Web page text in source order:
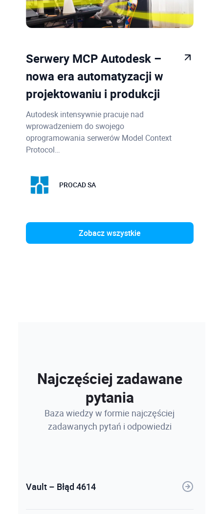
Serwery MCP Autodesk –
nowa era automatyzacji w
projektowaniu i produkcji
Autodesk intensywnie pracuje nad
wprowadzeniem do swojego
oprogramowania serwerów Model Context
Protocol…
PROCAD SA
Zobacz wszystkie
Najczęściej zadawane
pytania
Baza wiedzy w formie najczęściej
zadawanych pytań i odpowiedzi
Vault – Błąd 4614